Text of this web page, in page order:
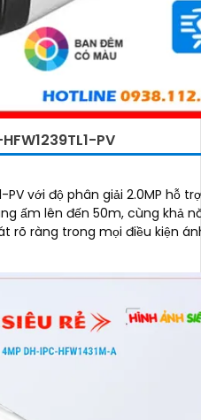
PV
PV với độ phân giải 2.0MP hỗ
ấm lên đến 50m, cùng khả
rõ ràng trong mọi điều kiện